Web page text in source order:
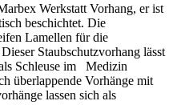
Werkstatt Vorhang, er ist
beschichtet. Die
Lamellen für die
Staubschutzvorhang lässt
Schleuse im Medizin
überlappende Vorhänge mit
lassen sich als